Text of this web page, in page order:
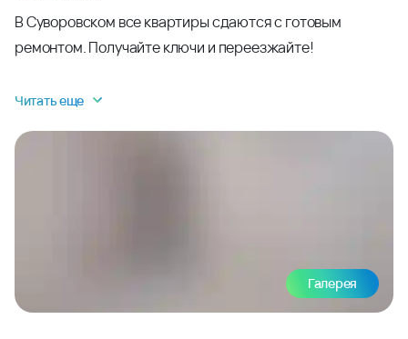
В Суворовском все квартиры сдаются с готовым
ремонтом. Получайте ключи и переезжайте!
Читать еще
Галерея